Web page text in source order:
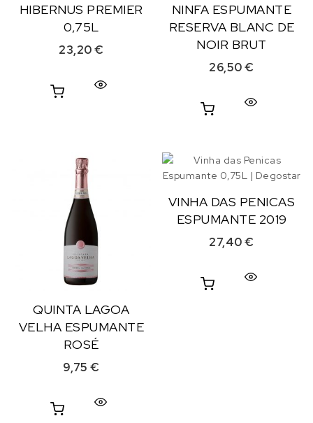
HIBERNUS PREMIER
0,75L
23,20€
NINFA ESPUMANTE
RESERVA BLANC DE
NOIR BRUT
26,50€
QUINTA LAGOA
VELHA ESPUMANTE
ROSÉ
9,75€
VINHA DAS PENICAS
ESPUMANTE 2019
27,40€